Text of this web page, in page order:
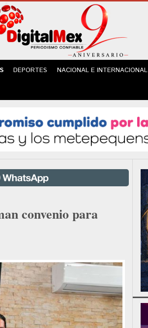
DEPORTES NACIONAL E INTERNACIONAL
convenio para